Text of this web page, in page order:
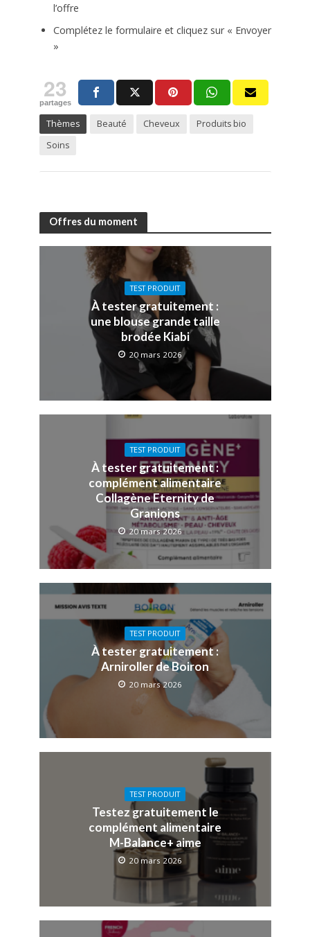
l’offre
Complétez le formulaire et cliquez sur « Envoyer
»
23
partages
Thèmes Beauté Cheveux
Produits bio
Soins
Offres du moment
TEST PRODUIT
À tester gratuitement :
une blouse grande taille
brodée Kiabi
20 mars 2026
TEST PRODUIT
À tester gratuitement :
complément alimentaire
Collagène Eternity de
Granions
20 mars 2026
TEST PRODUIT
À tester gratuitement :
Arniroller de Boiron
20 mars 2026
TEST PRODUIT
Testez gratuitement le
complément alimentaire
M-Balance+ aime
20 mars 2026